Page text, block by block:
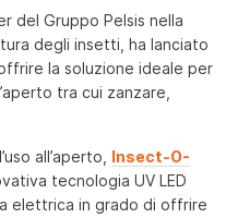
del Gruppo Pelsis nella
degli insetti, ha lanciato
la soluzione ideale per
tra cui zanzare,
all’aperto, Insect-O-
tecnologia UV LED
elettrica in grado di offrire